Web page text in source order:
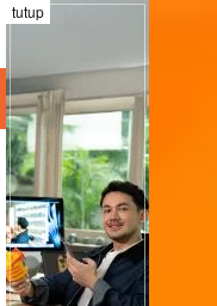
tutup
Workshop di Ternate